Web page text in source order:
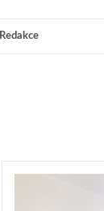
Redakce